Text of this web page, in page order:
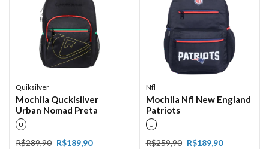
Quiksilver
Mochila Quckisilver
Urban Nomad Preta
U
R$289,90 R$189,90
Nfl
Mochila Nfl New England
Patriots
U
R$259,90 R$189,90